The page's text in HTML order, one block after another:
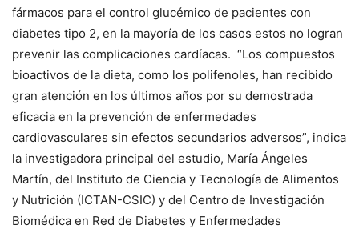
fármacos para el control glucémico de pacientes con
diabetes tipo 2, en la mayoría de los casos estos no logran
prevenir las complicaciones cardíacas. “Los compuestos
bioactivos de la dieta, como los polifenoles, han recibido
gran atención en los últimos años por su demostrada
eficacia en la prevención de enfermedades
cardiovasculares sin efectos secundarios adversos”, indica
la investigadora principal del estudio, María Ángeles
Martín, del Instituto de Ciencia y Tecnología de Alimentos
y Nutrición (ICTAN-CSIC) y del Centro de Investigación
Biomédica en Red de Diabetes y Enfermedades